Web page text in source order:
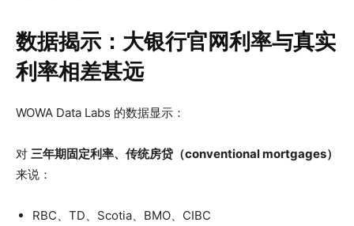
数据揭示：大银行官网利率与真实
利率相差甚远
WOWA Data Labs 的数据显示：
对 三年期固定利率、传统房贷（conventional mortgages）
来说：
RBC、TD、Scotia、BMO、CIBC